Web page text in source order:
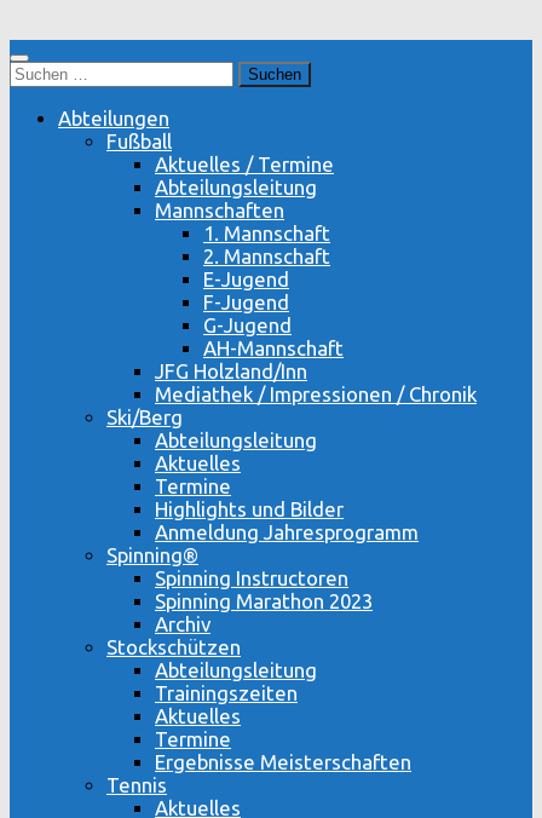
Suchen
nach:
Abteilungen
Fußball
Aktuelles / Termine
Abteilungsleitung
Mannschaften
1. Mannschaft
2. Mannschaft
E-Jugend
F-Jugend
G-Jugend
AH-Mannschaft
JFG Holzland/Inn
Mediathek / Impressionen / Chronik
Ski/Berg
Abteilungsleitung
Aktuelles
Termine
Highlights und Bilder
Anmeldung Jahresprogramm
Spinning®
Spinning Instructoren
Spinning Marathon 2023
Archiv
Stockschützen
Abteilungsleitung
Trainingszeiten
Aktuelles
Termine
Ergebnisse Meisterschaften
Tennis
Aktuelles